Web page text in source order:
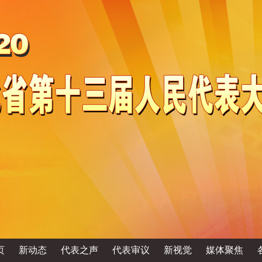
新动态 代表之声 代表审议 新视觉 媒体聚焦